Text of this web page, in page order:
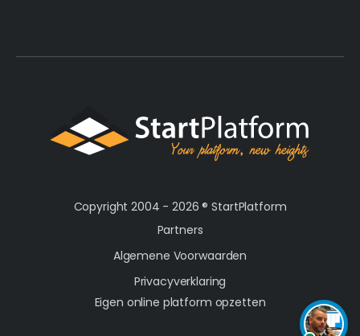
Copyright 2004 - 2026 ®StartPlatform
Partners
Algemene Voorwaarden
Privacyverklaring
Eigen online platform opzetten